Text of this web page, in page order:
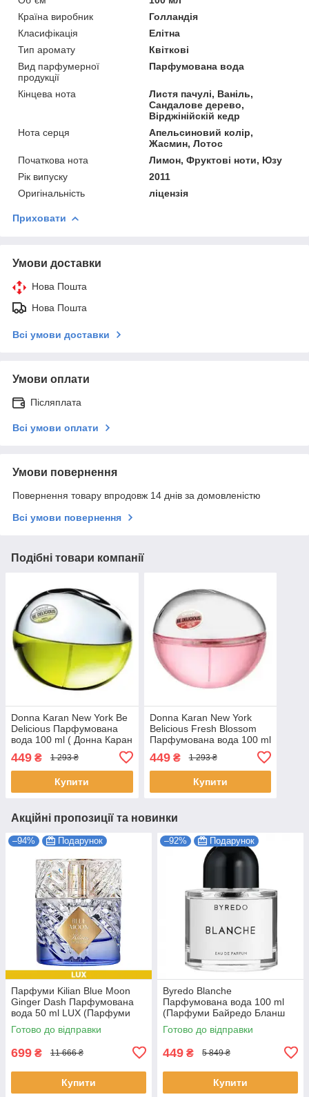
Країна виробник
Голландія
Класифікація
Елітна
Тип аромату
Квіткові
Вид парфумерної
продукції
Парфумована вода
Кінцева нота
Листя пачулі, Ваніль,
Сандалове дерево,
Вірджінійскій кедр
Нота серця
Апельсиновий колір,
Жасмин, Лотос
Початкова нота
Лимон, Фруктові ноти, Юзу
Рік випуску
2011
Оригінальність
ліцензія
Приховати
Умови доставки
Нова Пошта
Нова Пошта
Всі умови доставки
Умови оплати
Післяплата
Всі умови оплати
Умови повернення
Повернення товару впродовж 14 днів за домовленістю
Всі умови повернення
Подібні товари компанії
Donna Karan New York Be
Delicious Парфумована
вода 100 ml ( Донна Каран
449 ₴ 1 293 ₴
Купити
Donna Karan New York
Belicious Fresh Blossom
Парфумована вода 100 ml
Блоссом)
449₴ 1 293 ₴
Купити
Акційні пропозиції та новинки
–94% Подарунок
Парфуми Kilian Blue Moon
Ginger Dash Парфумована
вода 50 ml LUX (Парфуми
Кіліан Блю Мун Джинджер
Даш Жіночі)
Готово до відправки
699 ₴ 11 666 ₴
Купити
–92% Подарунок
Byredo Blanche
Парфумована вода 100 ml
(Парфуми Байредо Бланш
Жіночі)
Готово до відправки
449 ₴ 5 849 ₴
Купити